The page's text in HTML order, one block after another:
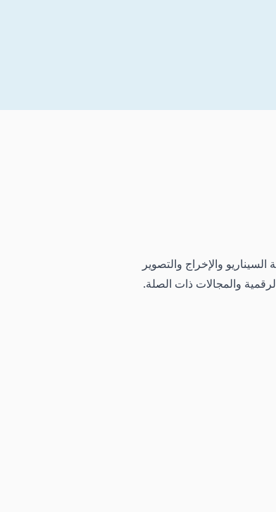
والإخراج والتصوير
والمجالات ذات الصلة.